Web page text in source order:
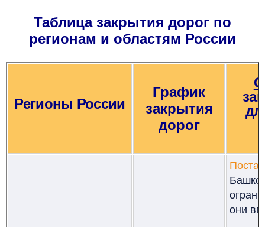
Таблица закрытия дорог по
регионам и областям России
Регионы России
График
закрытия
дорог
они